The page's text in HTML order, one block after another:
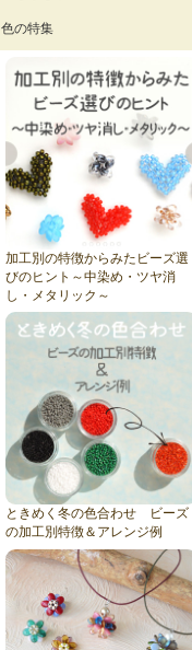
色の特集
加工別の特徴からみたビーズ選
びのヒント～中染め・ツヤ消
し・メタリック～
ときめく冬の色合わせ ビーズ
の加工別特徴＆アレンジ例